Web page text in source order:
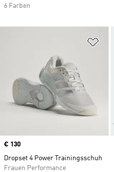
6 Farben
Price
€ 130
Dropset 4 Power Trainingsschuh
Frauen Performance